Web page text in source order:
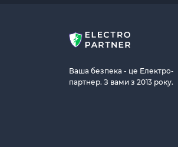
Ваша безпека - це Електро-
партнер. З вами з 2013 року.